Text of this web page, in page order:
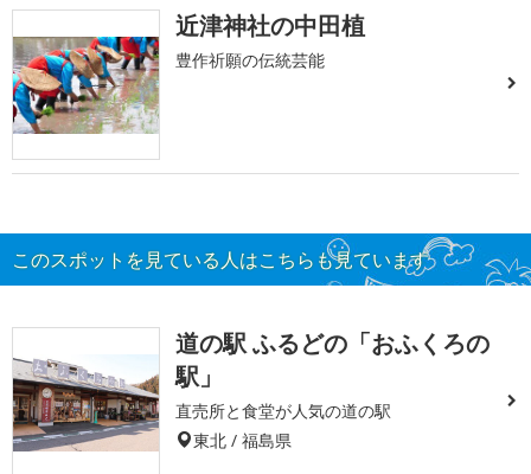
近津神社の中田植
豊作祈願の伝統芸能
このスポットを見ている人はこちらも見ています
道の駅 ふるどの「おふくろの
駅」
直売所と食堂が人気の道の駅
東北 / 福島県